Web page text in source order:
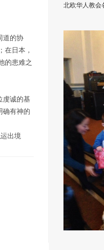
道的协
在日本，
的患难之
虔诚的基
确有神的
出境
北欧华人教会